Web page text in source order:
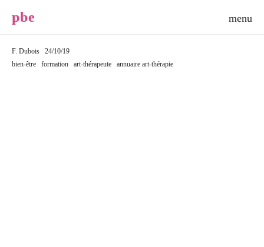
pbe
F. Dubois
24/10/19
bien-être
formation art-thérapeute annuaire art-thérapie